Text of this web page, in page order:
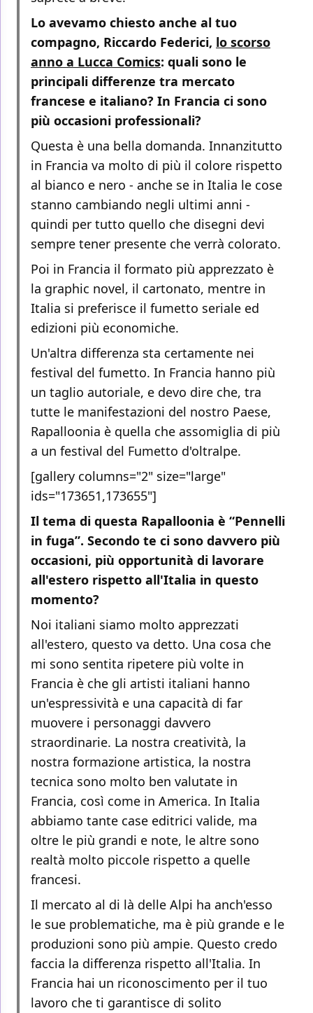
Lo avevamo chiesto anche al tuo
compagno, Riccardo Federici, lo scorso
anno a Lucca Comics: quali sono le
principali differenze tra mercato
francese e italiano? In Francia ci sono
più occasioni professionali?
Questa è una bella domanda. Innanzitutto
in Francia va molto di più il colore rispetto
al bianco e nero - anche se in Italia le cose
stanno cambiando negli ultimi anni -
quindi per tutto quello che disegni devi
sempre tener presente che verrà colorato.
Poi in Francia il formato più apprezzato è
la graphic novel, il cartonato, mentre in
Italia si preferisce il fumetto seriale ed
edizioni più economiche.
Un'altra differenza sta certamente nei
festival del fumetto. In Francia hanno più
un taglio autoriale, e devo dire che, tra
tutte le manifestazioni del nostro Paese,
Rapalloonia è quella che assomiglia di più
a un festival del Fumetto d'oltralpe.
[gallery columns="2" size="large"
ids="173651,173655"]
Il tema di questa Rapalloonia è “Pennelli
in fuga”. Secondo te ci sono davvero più
occasioni, più opportunità di lavorare
all'estero rispetto all'Italia in questo
momento?
Noi italiani siamo molto apprezzati
all'estero, questo va detto. Una cosa che
mi sono sentita ripetere più volte in
Francia è che gli artisti italiani hanno
un'espressività e una capacità di far
muovere i personaggi davvero
straordinarie. La nostra creatività, la
nostra formazione artistica, la nostra
tecnica sono molto ben valutate in
Francia, così come in America. In Italia
abbiamo tante case editrici valide, ma
oltre le più grandi e note, le altre sono
realtà molto piccole rispetto a quelle
francesi.
Il mercato al di là delle Alpi ha anch'esso
le sue problematiche, ma è più grande e le
produzioni sono più ampie. Questo credo
faccia la differenza rispetto all'Italia. In
Francia hai un riconoscimento per il tuo
lavoro che ti garantisce di solito